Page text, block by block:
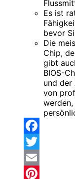
Es ist
bevor
Die
Chip,
gibt
BIOS-
und der
von
Facebook
Twitter
Email